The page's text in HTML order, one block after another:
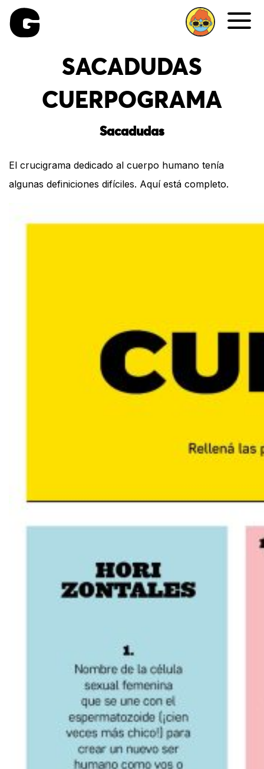
SACADUDAS
CUERPOGRAMA
Sacadudas
El crucigrama dedicado al cuerpo humano tenía
algunas definiciones difíciles. Aquí está completo.